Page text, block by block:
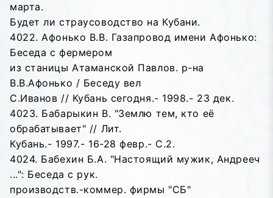
марта.
Будет ли страусоводство на Кубани.
4022. Афонько В.В. Газапровод имени Афонько:
Беседа с фермером
из станицы Атаманской Павлов. р-на
В.В.Афонько / Беседу вел
С.Иванов // Кубань сегодня.- 1998.- 23 дек.
4023. Бабарыкин В. "Землю тем, кто её
обрабатывает" // Лит.
Кубань.- 1997.- 16-28 февр.- С.2.
4024. Бабехин Б.А. "Настоящий мужик, Андрееч
...": Беседа с рук.
производств.-коммер. фирмы "СБ"